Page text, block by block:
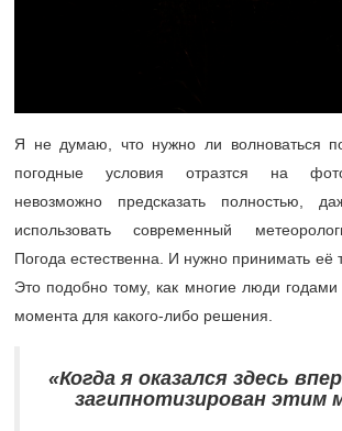
Я не думаю, что нужно ли волноваться
погодные условия отразтся на
невозможно предсказать полностью,
использовать современный
Погода естественна. И нужно принимать её
Это подобно тому, как многие люди
момента для какого-либо решения.
«Когда я оказался здесь
загипнотизирован этим